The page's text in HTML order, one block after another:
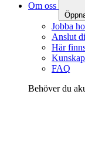
Om oss
Jobba
Anslut
Här
FAQ
Behöver du